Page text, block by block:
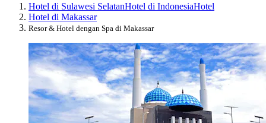
Hotel di Sulawesi SelatanHotel di IndonesiaHotel
Hotel di Makassar
Resor & Hotel dengan Spa di Makassar